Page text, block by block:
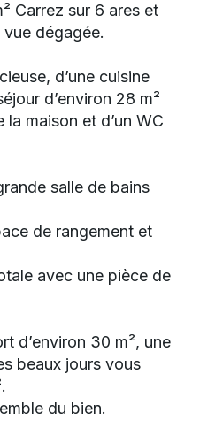
Carrez sur 6 ares et
dégagée.
d’une cuisine
d’environ 28 m²
la maison et d’un WC
salle de bains
de rangement et
avec une pièce de
d’environ 30 m², une
beaux jours vous
du bien.